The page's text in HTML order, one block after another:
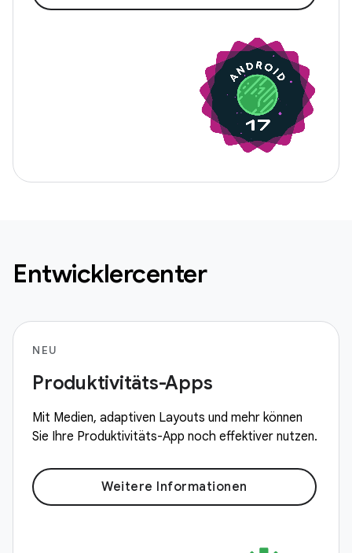
Entwicklercenter
NEU
Produktivitäts-Apps
Mit Medien, adaptiven Layouts und mehr können
Sie Ihre Produktivitäts-App noch effektiver nutzen.
Weitere Informationen